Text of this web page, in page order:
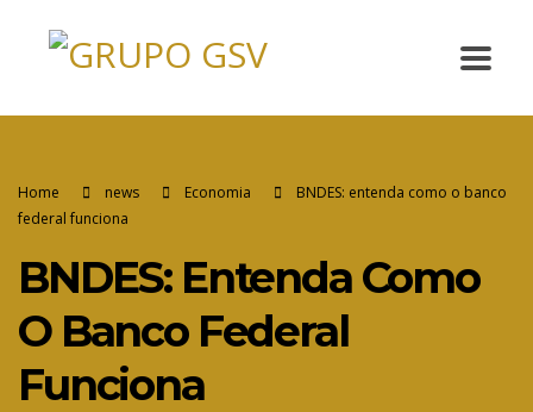
Home news Economia
BNDES: entenda como o banco
federal funciona
BNDES: Entenda Como
O Banco Federal
Funciona